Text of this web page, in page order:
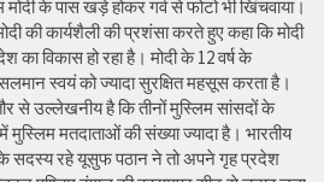
मोदी के पास खड़े होकर गर्व से फोटो भी खिंचवाया।
की कार्यशैली की प्रशंसा करते हुए कहा कि मोदी
का विकास हो रहा है। मोदी के 12 वर्ष के
स्वयं को ज्यादा सुरक्षित महसूस करता है।
से उल्लेखनीय है कि तीनों मुस्लिम सांसदों के
मुस्लिम मतदाताओं की संख्या ज्यादा है। भारतीय
सदस्य रहे यूसुफ पठान ने तो अपने गृह प्रदेश